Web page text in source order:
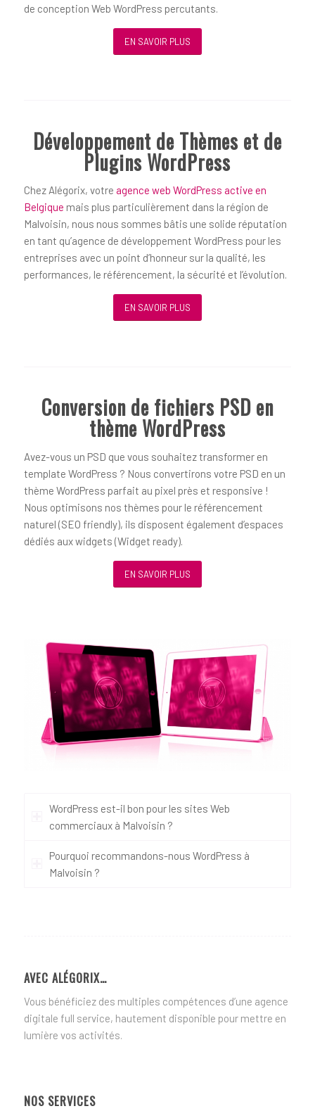
de conception Web WordPress percutants.
EN SAVOIR PLUS
Développement de Thèmes et de
Plugins WordPress
Chez Alégorix, votre agence web WordPress active en
Belgique mais plus particulièrement dans la région de
Malvoisin, nous nous sommes bâtis une solide réputation
en tant qu’agence de développement WordPress pour les
entreprises avec un point d’honneur sur la qualité, les
performances, le référencement, la sécurité et l’évolution.
EN SAVOIR PLUS
Conversion de fichiers PSD en
thème WordPress
Avez-vous un PSD que vous souhaitez transformer en
template WordPress ? Nous convertirons votre PSD en un
thème WordPress parfait au pixel près et responsive !
Nous optimisons nos thèmes pour le référencement
naturel (SEO friendly), ils disposent également d’espaces
dédiés aux widgets (Widget ready).
EN SAVOIR PLUS
WordPress est-il bon pour les sites Web
commerciaux à Malvoisin ?
Pourquoi recommandons-nous WordPress à
Malvoisin ?
AVEC ALÉGORIX…
Vous bénéficiez des multiples compétences d’une agence
digitale full service, hautement disponible pour mettre en
lumière vos activités.
NOS SERVICES